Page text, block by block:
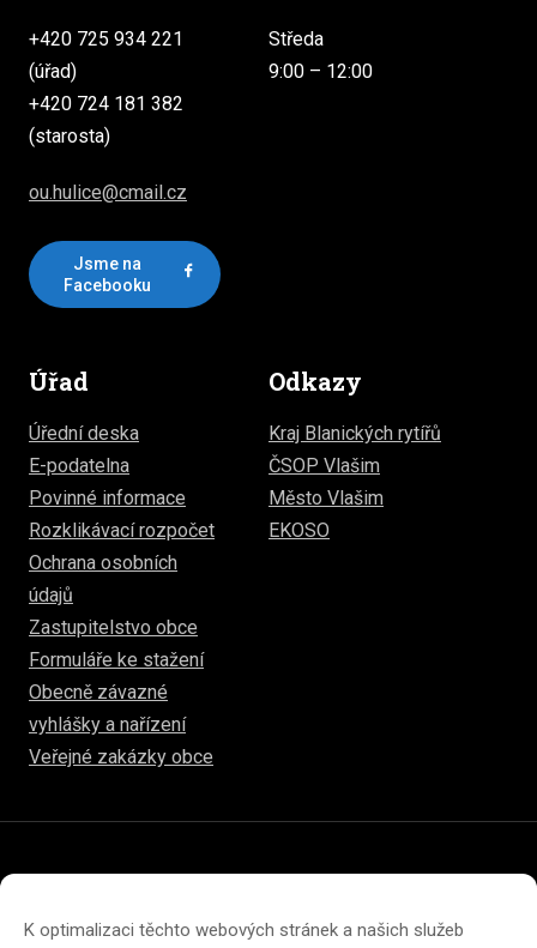
K optimalizaci těchto webových stránek a našich služeb
+420 725 934 221
(úřad)
+420 724 181 382
(starosta)
ou.hulice@cmail.cz
Jsme na
Facebooku
Středa
9:00 – 12:00
Úřad
Úřední deska
E-podatelna
Povinné informace
Rozklikávací rozpočet
Ochrana osobních
údajů
Zastupitelstvo obce
Formuláře ke stažení
Obecně závazné
vyhlášky a nařízení
Veřejné zakázky obce
Odkazy
Kraj Blanických rytířů
ČSOP Vlašim
Město Vlašim
EKOSO
Prohlášení o přístupnosti
Prohlášení o ochraně soukromí